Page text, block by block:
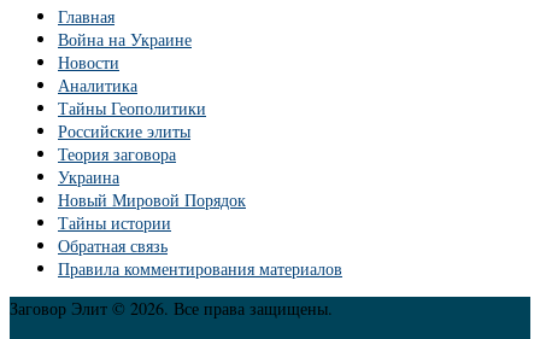
Главная
Война на Украине
Новости
Аналитика
Тайны Геополитики
Российские элиты
Теория заговора
Украина
Новый Мировой Порядок
Тайны истории
Обратная связь
Правила комментирования материалов
Заговор Элит © 2026. Все права защищены.